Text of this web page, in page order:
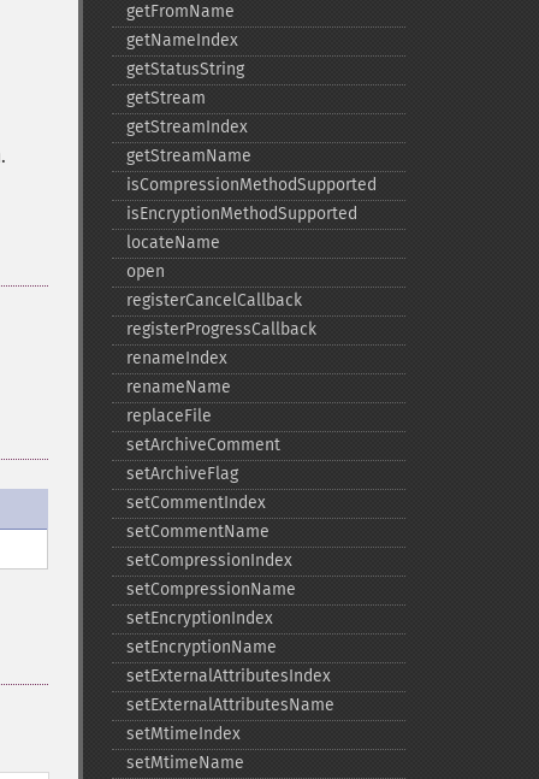
getFromName
getNameIndex
getStatusString
getStream
getStreamIndex
getStreamName
isCompressionMethodSupported
isEncryptionMethodSupported
locateName
open
registerCancelCallback
registerProgressCallback
renameIndex
renameName
replaceFile
setArchiveComment
setArchiveFlag
setCommentIndex
setCommentName
setCompressionIndex
setCompressionName
setEncryptionIndex
setEncryptionName
setExternalAttributesIndex
setExternalAttributesName
setMtimeIndex
setMtimeName